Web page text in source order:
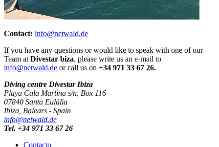
Contact: info@netwald.de
If you have any questions or would like to speak with one of our
Team at Divestar biza, please write us an e-mail to
info@netwald.de or call us on +34 971 33 67 26.
Diving centre Divestar Ibiza
Playa Cala Martina s/n, Box 116
07840 Santa Eulàlia
Ibiza, Balears - Spain
info@netwald.de
Tel. +34 971 33 67 26
Contacto